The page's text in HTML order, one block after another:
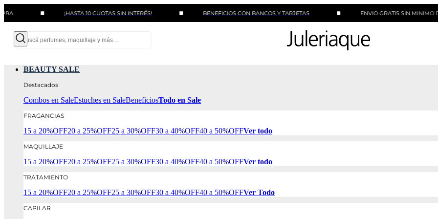
¡HASTA 10 CUOTAS SIN INTERÉS! BENEFICIOS CON BANCOS Y TARJETAS ENVIO GRATIS SIN MINIMO DE
BEAUTY SALE
Destacados
Combos en SaleEstuches en SaleBeneficiosTodo en Sale
FRAGANCIAS
15 a 20%OFF20 a 25%OFF25 a 30%OFF30 a 40%OFF40 a 50%OFFVer todo
MAQUILLAJE
15 a 20%OFF20 a 25%OFF25 a 30%OFF30 a 40%OFF40 a 50%OFFVer todo
TRATAMIENTO
15 a 20%OFF20 a 25%OFF25 a 30%OFF30 a 40%OFF40 a 50%OFFVer Todo
CAPILAR